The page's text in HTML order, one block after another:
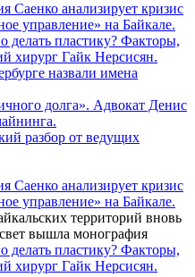
Саенко анализирует кризис
управление» на Байкале.
делать пластику? Факторы,
хирург Гайк Нерсисян.
назвали имена
долга». Адвокат Денис
разбор от ведущих
Саенко анализирует кризис
управление» на Байкале.
территорий вновь
вышла монография
делать пластику? Факторы,
хирург Гайк Нерсисян.